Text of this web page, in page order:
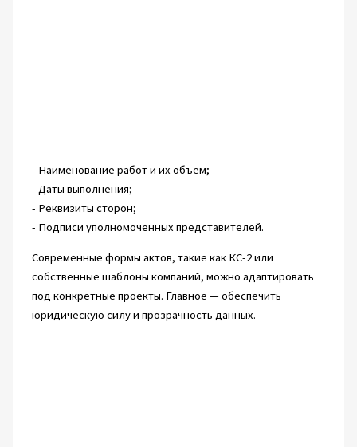
- Наименование работ и их объём;
- Даты выполнения;
- Реквизиты сторон;
- Подписи уполномоченных представителей.
Современные формы актов, такие как КС-2 или
собственные шаблоны компаний, можно адаптировать
под конкретные проекты. Главное — обеспечить
юридическую силу и прозрачность данных.